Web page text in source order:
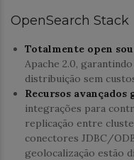
OpenSearch Stack
Totalmente open
Apache 2.0,
distribuição sem
Recursos
integrações para
replicação entre
conectores JDBC/
geolocalização estão